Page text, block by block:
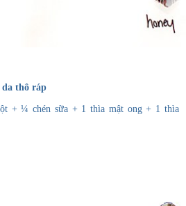
da thô ráp
+ ¼ chén sữa + 1 thìa mật ong + 1 thìa